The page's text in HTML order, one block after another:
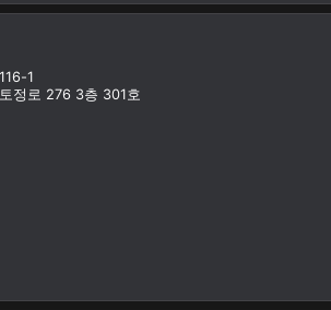
1
정로 276 3층 301호